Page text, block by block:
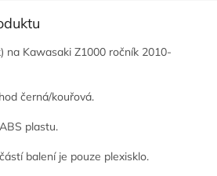
na Kawasaki Z1000 ročník 2010-
černá/kouřová.
plastu.
balení je pouze plexisklo.